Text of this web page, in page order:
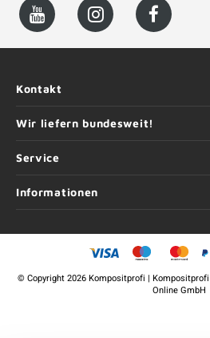
Kontakt
Wir liefern bundesweit!
Service
Informationen
©Copyright2026 Kompositprofi |
Online GmbH